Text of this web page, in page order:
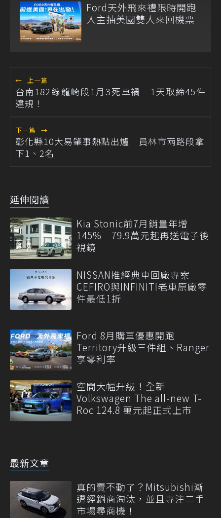
Ford天外飛來禮限時開跑
入主抽美國雙人來回機票
← 上一篇
台南182線龍崎段1月3死車禍 1天取締45件
違規！
下一篇 →
彰化縣10大易肇事熱點出爐 員林市兩路段拿
下1、2名
延伸閱讀
Kia Stonic前7月銷量年增
145% 79.9萬元起再送電子後
視鏡
NISSAN推經典車回廠專案
CEFIRO與INFINITI老車原廠零
件最低1折
Ford 8月購車優惠開跑
Territory升級三件組、Ranger
享零利率
空間大幅升級！全新
Volkswagen The all-new T-
Roc 124.8 萬元起正式上市
最新文章
真的賣不動了？Mitsubishi漸
遭經銷商淘汰，並且專注二手
市場尋商機！